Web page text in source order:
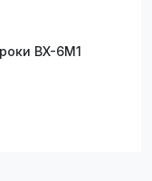
BX-6M1